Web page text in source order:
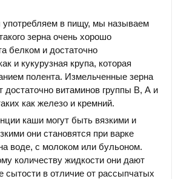
употребляем в пищу, мы называем
зерна очень хорошо
белком и достаточно
и кукурузная крупа, которая
полента. Измельченные зерна
достаточно витаминов группы В, А и
как железо и кремний.
каши могут быть вязкими и
они становятся при варке
воде, с молоком или бульоном.
количеству жидкости они дают
в отличие от рассыпчатых